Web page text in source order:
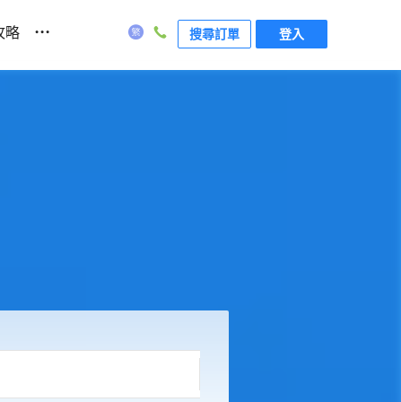
略 ... 搜尋訂單 登入